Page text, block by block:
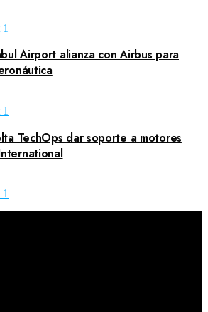
1
Airport alianza con Airbus para
1
TechOps dar soporte a motores
1